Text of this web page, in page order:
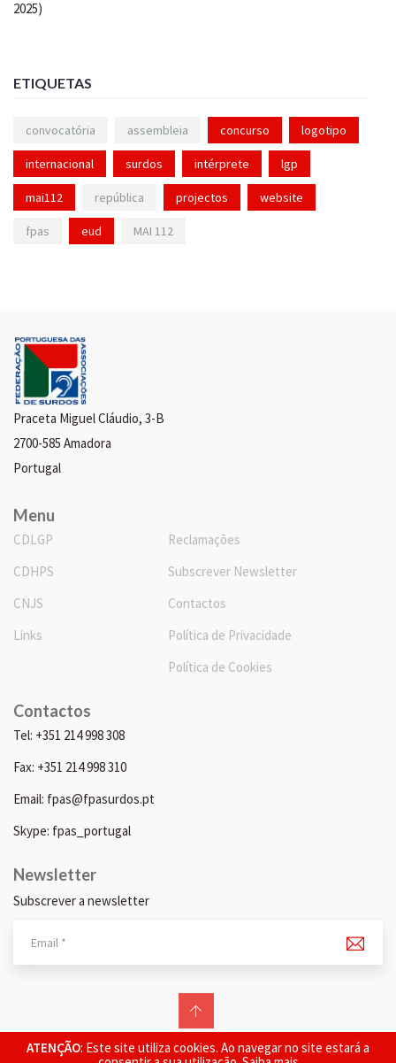
ATENÇÃO: Este site utiliza cookies. Ao navegar no site estará a
ETIQUETAS
convocatória assembleia concurso logotipo
internacional surdos intérprete lgp
mai112 república projectos website
fpas eud MAI 112
Praceta Miguel Cláudio, 3-B
2700-585 Amadora
Portugal
Menu
CDLGP
CDHPS
CNJS
Links
Reclamações
Subscrever Newsletter
Contactos
Política de Privacidade
Política de Cookies
Contactos
Tel: +351 214 998 308
Fax: +351 214 998 310
Email: fpas@fpasurdos.pt
Skype: fpas_portugal
Newsletter
Subscrever a newsletter
© 2026 FPAS. Todos os direitos reservados.